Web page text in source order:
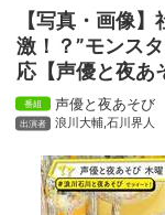
【写真・画像
激！？”モンス
応【声優と夜あ
声優と夜あそび
浪川大輔,石川界人